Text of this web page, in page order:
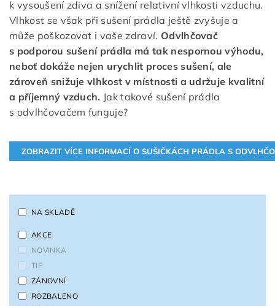
k vysoušení zdiva a snížení relativní vlhkosti vzduchu.
Vlhkost se však při sušení prádla ještě zvyšuje a
může poškozovat i vaše zdraví. Odvlhčovač
s podporou sušení prádla má tak nespornou výhodu,
neboť dokáže nejen urychlit proces sušení, ale
zároveň snižuje vlhkost v místnosti a udržuje kvalitní
a příjemný vzduch. Jak takové sušení prádla
s odvlhčovačem funguje?
NA SKLADĚ
AKCE
NOVINKA
TIP
ZÁNOVNÍ
ROZBALENO